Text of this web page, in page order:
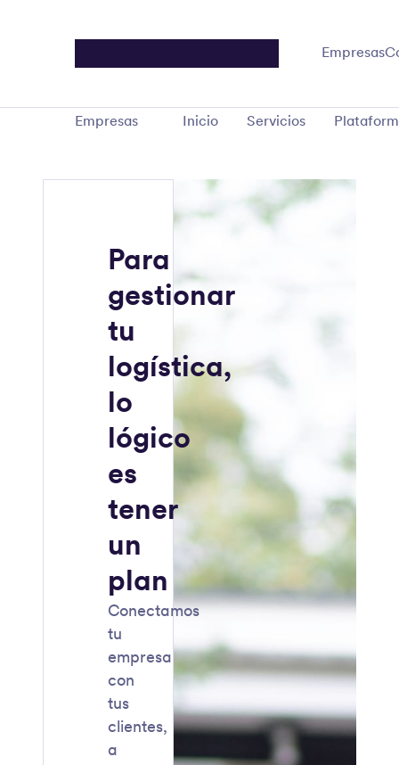
Empresas
Empresas Inicio Servicios
Para
gestionar
tu
logística,
lo
lógico
es
tener
un
plan
Conectamos
tu
empresa
con
tus
clientes,
a